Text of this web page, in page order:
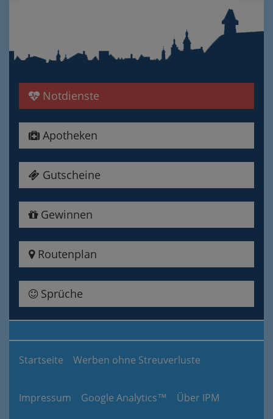
Notdienste
Apotheken
Gutscheine
Gewinnen
Routenplan
Sprüche
Startseite Werben ohne Streuverluste
Impressum Google Analytics™ Über IPM